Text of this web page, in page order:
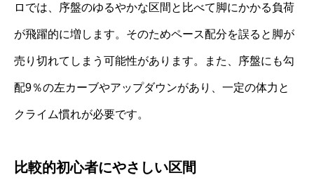
ロでは、序盤のゆるやかな区間と比べて脚にかかる負荷
が飛躍的に増します。そのためペース配分を誤ると脚が
売り切れてしまう可能性があります。また、序盤にも勾
配9％の左カーブやアップダウンがあり、一定の体力と
クライム慣れが必要です。
比較的初心者にやさしい区間